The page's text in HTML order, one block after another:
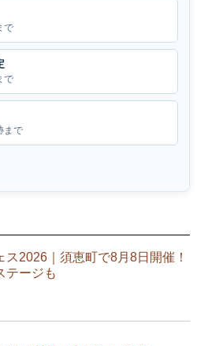
で
で
まで
ス2026｜須恵町で8月8日開催！
テージも